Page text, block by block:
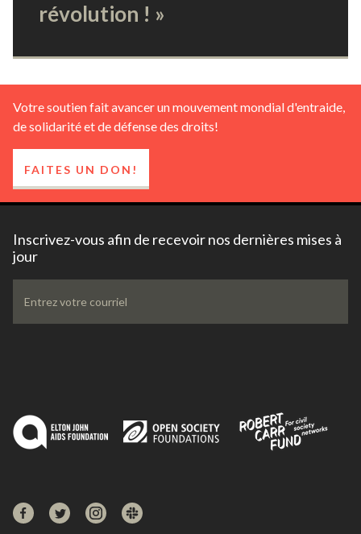
révolution ! »
Votre soutien fait avancer un mouvement mondial d'entraide,
de solidarité et de défense des droits!
FAITES UN DON!
Inscrivez-vous afin de recevoir nos dernières mises à
jour